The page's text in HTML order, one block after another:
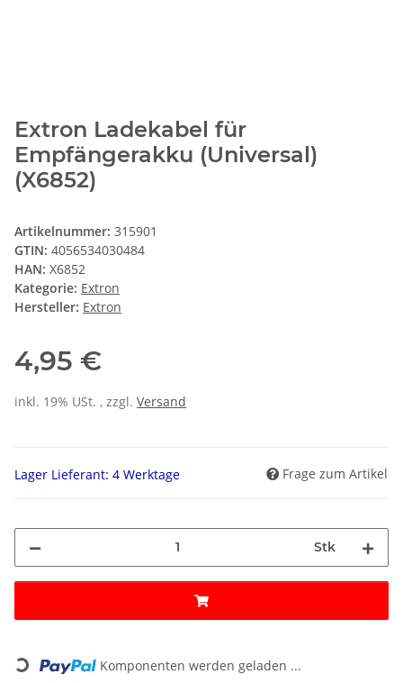
Extron Ladekabel für
Empfängerakku (Universal)
(X6852)
Artikelnummer: 315901
GTIN: 4056534030484
HAN: X6852
Kategorie: Extron
Hersteller: Extron
4,95 €
inkl. 19% USt. , zzgl. Versand
Lager Lieferant: 4 Werktage Frage zum Artikel
Stk
Loading... Komponenten werden geladen ...